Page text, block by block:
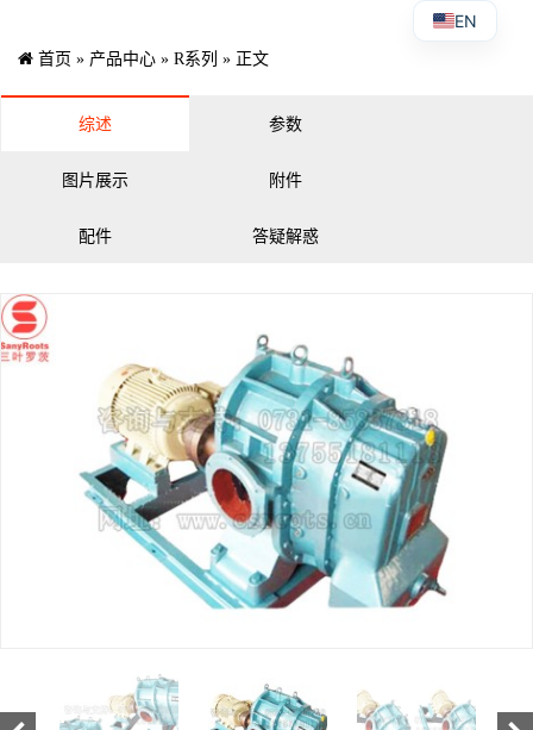
首页 » 产品中心 » R系列 » 正文
综述 参数
图片展示 附件
配件 答疑解惑
EN